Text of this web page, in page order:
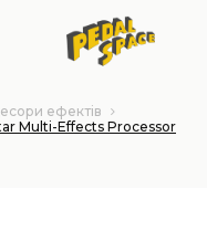
ефектів
Multi-Effects Processor